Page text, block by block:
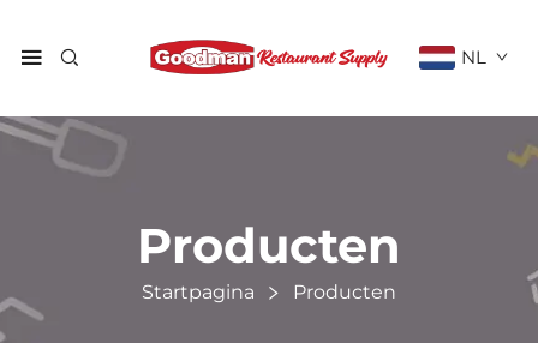
NL
Producten
Startpagina Producten